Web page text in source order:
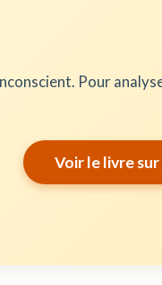
Pour
Voir le livre